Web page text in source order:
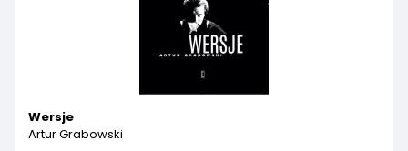
Wersje
Artur Grabowski